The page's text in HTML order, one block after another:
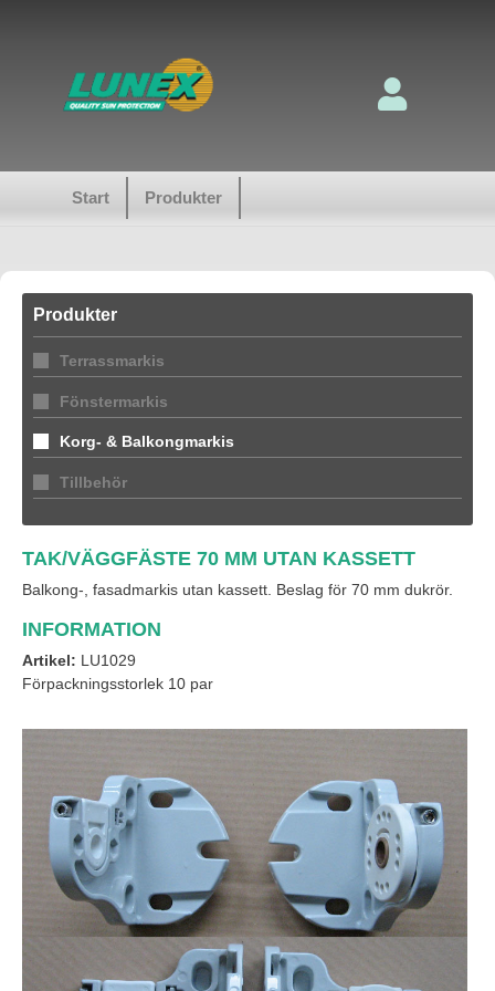
Start Produkter
Produkter
Terrassmarkis
Fönstermarkis
Korg- & Balkongmarkis
Tillbehör
TAK/VÄGGFÄSTE 70 MM UTAN KASSETT
Balkong-, fasadmarkis utan kassett. Beslag för 70 mm dukrör.
INFORMATION
Artikel: LU1029
Förpackningsstorlek 10 par